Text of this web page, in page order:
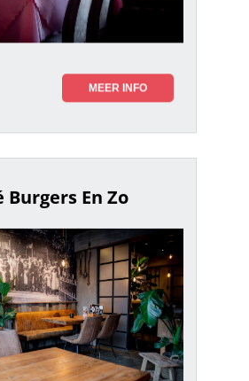
MEER INFO
Burgers En Zo